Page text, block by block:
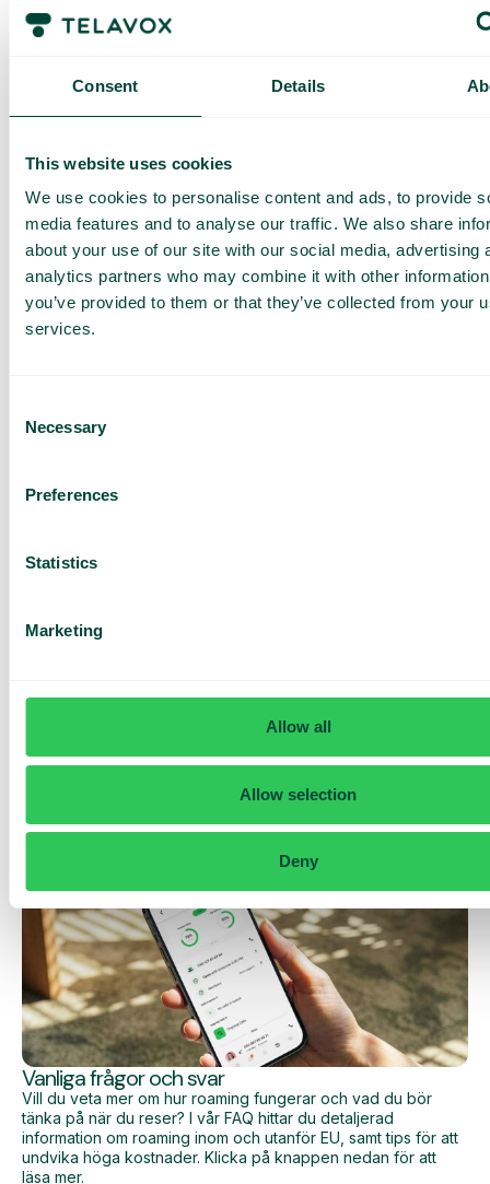
Consent Details
This website uses cookies
We use cookies to personalise content and ads, to provide
media features and to analyse our traffic. We also share
about your use of our site with our social media, advertising
analytics partners who may combine it with other
you’ve provided to them or that they’ve collected from your
services.
Selection
Necessary
Preferences
Statistics
Marketing
Allow all
Allow selection
Deny
Thailand
Zone 2B
Mobile+?
Daily cost control
Med Daily Cost Control kan du som kund hålla bättre koll på
förutbestämt maxpris. När du har förbrukat den datamängden
får du ett SMS och har möjlighet att köpa mer data vid behov.
Vanliga frågor och svar
Vill du veta mer om hur roaming fungerar och vad du bör
tänka på när du reser? I vår FAQ hittar du detaljerad
information om roaming inom och utanför EU, samt tips för att
undvika höga kostnader. Klicka på knappen nedan för att
läsa mer.